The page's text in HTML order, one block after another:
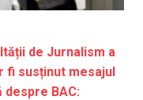
de Jurnalism a
fi susținut mesajul
BAC: